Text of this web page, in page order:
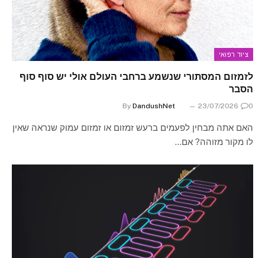
ציוד רפואי
לזמזום המסתורי שנשמע ברחבי העולם אולי יש סוף סוף
הסבר
By DandushNet 23/07/2026 0
האם אתה מבחין לפעמים ברעש זמזום או זמזום עמוק שנראה שאין
לו מקור מזוהה? אם…